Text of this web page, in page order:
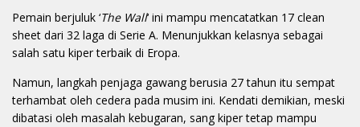
Pemain berjuluk ‘The Wall‘ ini mampu mencatatkan 17 clean
sheet dari 32 laga di Serie A. Menunjukkan kelasnya sebagai
salah satu kiper terbaik di Eropa.
Namun, langkah penjaga gawang berusia 27 tahun itu sempat
terhambat oleh cedera pada musim ini. Kendati demikian, meski
dibatasi oleh masalah kebugaran, sang kiper tetap mampu